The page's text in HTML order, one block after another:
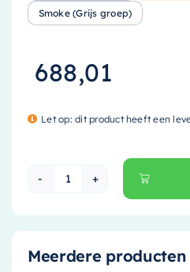
Smoke (Grijs groep)
688,01
Let op: dit product heeft een
Mondiaz EASY Nis
Meerdere producten